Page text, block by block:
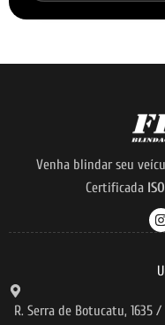
Venha blindar seu
Certificada
R. Serra de Botucatu, 1635